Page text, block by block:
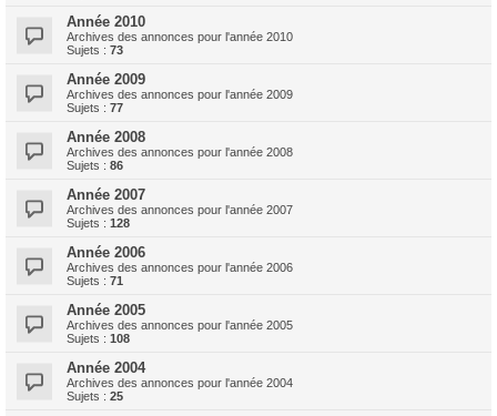
Année 2010
Archives des annonces pour l'année 2010
Sujets : 73
Année 2009
Archives des annonces pour l'année 2009
Sujets : 77
Année 2008
Archives des annonces pour l'année 2008
Sujets : 86
Année 2007
Archives des annonces pour l'année 2007
Sujets : 128
Année 2006
Archives des annonces pour l'année 2006
Sujets : 71
Année 2005
Archives des annonces pour l'année 2005
Sujets : 108
Année 2004
Archives des annonces pour l'année 2004
Sujets : 25